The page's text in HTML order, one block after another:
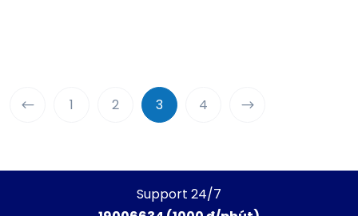
1 2 3 4
Support 24/7